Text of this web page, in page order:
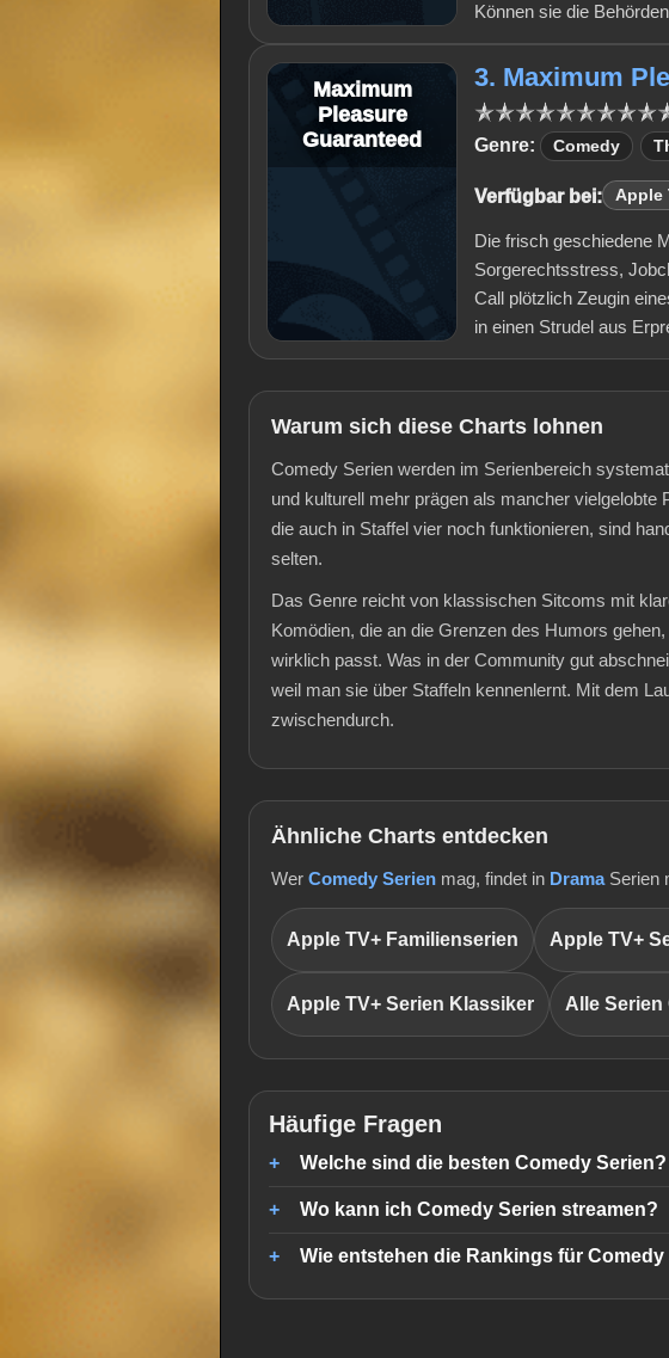
Können sie die
Maximum
Pleasure
Guaranteed
3. Maximum
Genre:
Comedy
Verfügbar bei: Apple
Die frisch geschiedene
Sorgerechtsstress,
Call plötzlich Zeugin
in einen Strudel aus
Warum sich diese Charts lohnen
Comedy Serien werden im Serienbereich
und kulturell mehr prägen als mancher vielgelobte
die auch in Staffel vier noch funktionieren, sind
selten.
Das Genre reicht von klassischen Sitcoms mit
Komödien, die an die Grenzen des Humors
wirklich passt. Was in der Community gut
weil man sie über Staffeln kennenlernt. Mit dem
zwischendurch.
Ähnliche Charts entdecken
Wer Comedy Serien mag, findet in DramaSerien
Apple TV+ Familienserien Apple TV+
Apple TV+ Serien Klassiker Alle Serien
Häufige Fragen
Welche sind die besten Comedy Serien?
Wo kann ich Comedy Serien streamen?
Wie entstehen die Rankings für Comedy